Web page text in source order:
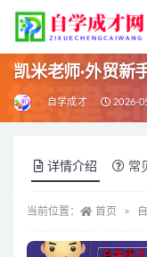
凯米老师·外贸新
自学成才 2026-
详情介绍 常
当前位置： 首页